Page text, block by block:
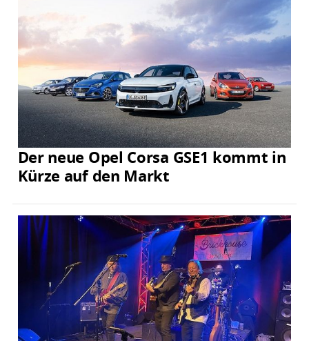
Der neue Opel Corsa GSE1 kommt in
Kürze auf den Markt